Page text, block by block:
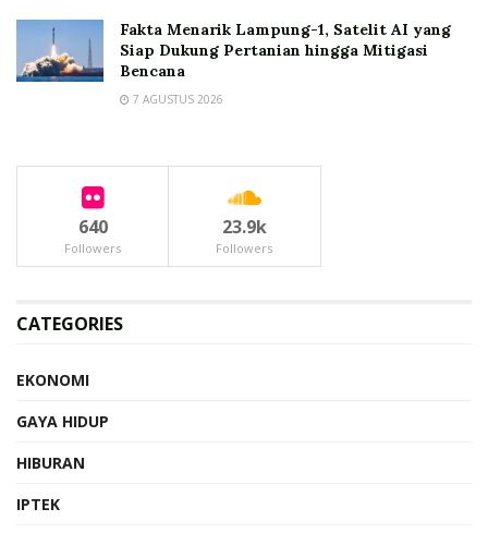
Fakta Menarik Lampung-1, Satelit AI yang
Siap Dukung Pertanian hingga Mitigasi
Bencana
7 AGUSTUS 2026
640
Followers
23.9k
Followers
CATEGORIES
EKONOMI
GAYA HIDUP
HIBURAN
IPTEK